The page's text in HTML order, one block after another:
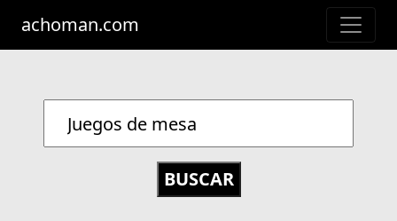
achoman.com